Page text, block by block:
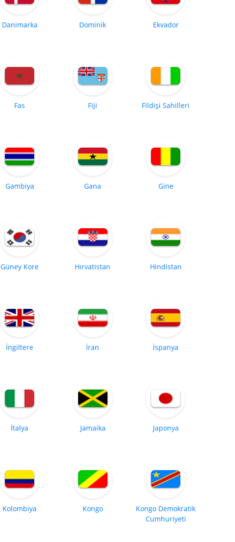
Danimarka Dominik Ekvador
Fas Fiji Fildişi Sahilleri
Gambiya Gana Gine
Güney Kore Hırvatistan Hindistan
İngiltere İran İspanya
İtalya Jamaika Japonya
Kolombiya Kongo
Kongo Demokratik
Cumhuriyeti